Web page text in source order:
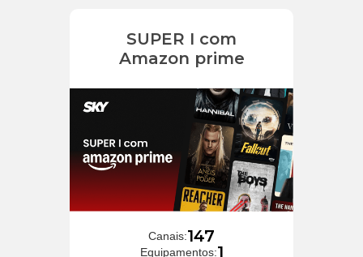
SUPER I com
Amazon prime
Canais:147
Equipamentos:1